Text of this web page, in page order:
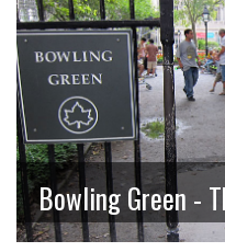
Bowling Green -